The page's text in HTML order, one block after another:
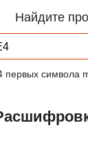
Найдите
первых символа